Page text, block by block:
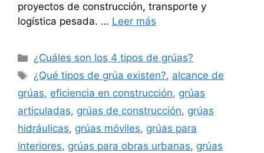
proyectos de construcción, transporte y
logística pesada. … Leer más
Categorías
¿Cuáles son los 4 tipos de grúas?
Etiquetas
¿Qué tipos de grúa existen?, alcance de
grúas, eficiencia en construcción, grúas
articuladas, grúas de construcción, grúas
hidráulicas, grúas móviles, grúas para
interiores, grúas para obras urbanas, grúas